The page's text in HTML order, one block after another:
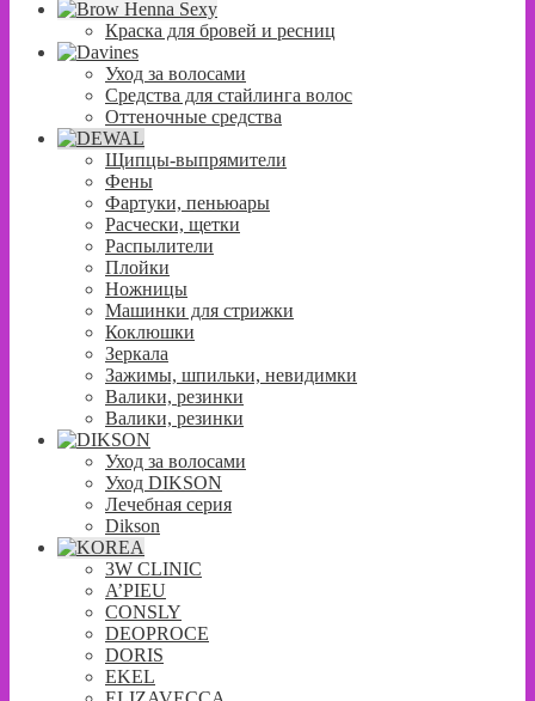
Краска для бровей и ресниц
Уход за волосами
Средства для стайлинга волос
Оттеночные средства
Щипцы-выпрямители
Фены
Фартуки, пеньюары
Расчески, щетки
Распылители
Плойки
Ножницы
Машинки для стрижки
Коклюшки
Зеркала
Зажимы, шпильки, невидимки
Валики, резинки
Валики, резинки
Уход за волосами
Уход DIKSON
Лечебная серия
Dikson
3W CLINIC
A’PIEU
CONSLY
DEOPROCE
DORIS
EKEL